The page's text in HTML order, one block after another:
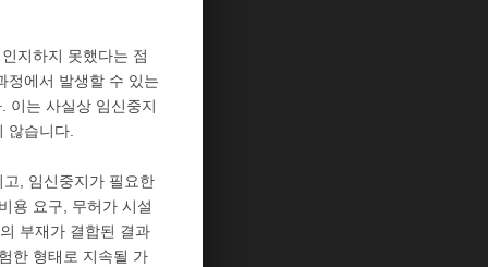
지하지 못했다는 점
정에서 발생할 수 있는
이는 사실상 임신중지
않습니다.
, 임신중지가 필요한
용 요구, 무허가 시설
부재가 결합된 결과
한 형태로 지속될 가